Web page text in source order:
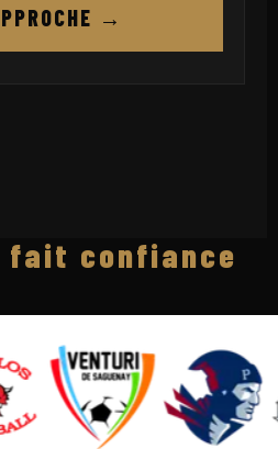
→
fait confiance